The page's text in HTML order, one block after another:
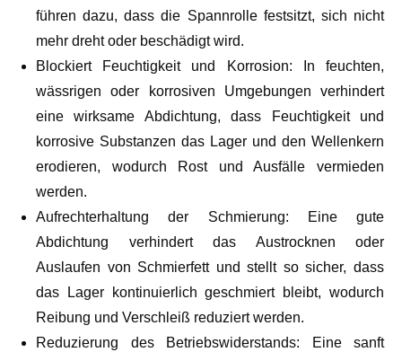
führen dazu, dass die Spannrolle festsitzt, sich nicht
mehr dreht oder beschädigt wird.
Blockiert Feuchtigkeit und Korrosion: In feuchten,
wässrigen oder korrosiven Umgebungen verhindert
eine wirksame Abdichtung, dass Feuchtigkeit und
korrosive Substanzen das Lager und den Wellenkern
erodieren, wodurch Rost und Ausfälle vermieden
werden.
Aufrechterhaltung der Schmierung: Eine gute
Abdichtung verhindert das Austrocknen oder
Auslaufen von Schmierfett und stellt so sicher, dass
das Lager kontinuierlich geschmiert bleibt, wodurch
Reibung und Verschleiß reduziert werden.
Reduzierung des Betriebswiderstands: Eine sanft